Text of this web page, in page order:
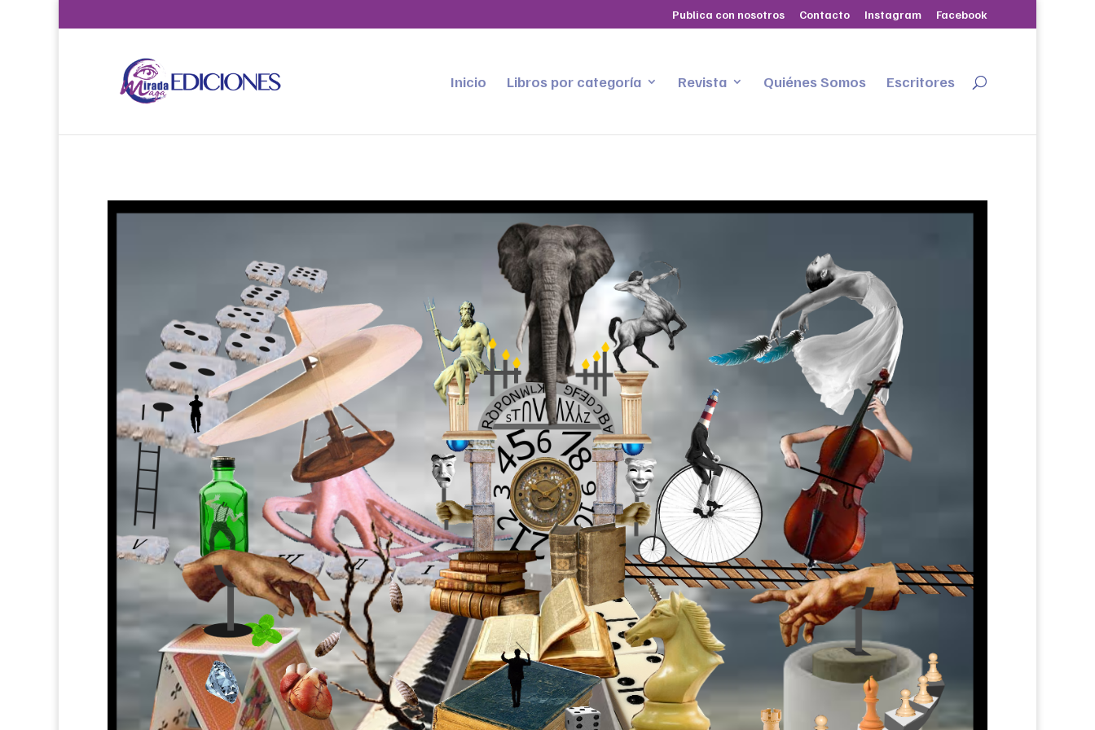
Publica con nosotros Contacto Instagram Facebook
Inicio Libros por categoría Revista Quiénes Somos Escritores